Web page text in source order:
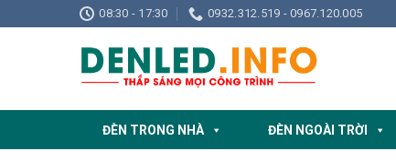
to
08:30 - 17:30 0932.312.519 - 0967.120.005
ĐÈN TRONG NHÀ ĐÈN NGOÀI TRỜI